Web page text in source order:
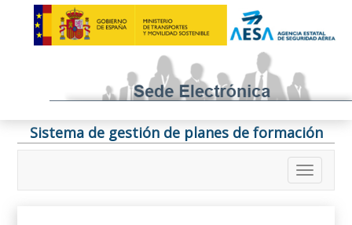
Sistema de gestión de planes de formación